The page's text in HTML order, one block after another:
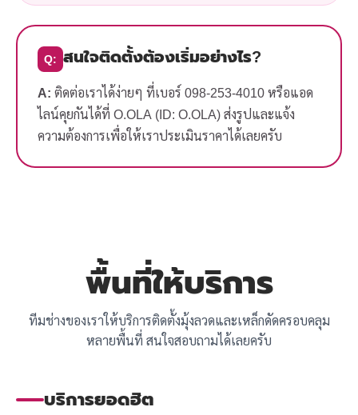
Q: สนใจติดตั้งต้องเริ่มอย่างไร?
A: ติดต่อเราได้ง่ายๆ ที่เบอร์ 098-253-4010 หรือแอด
ไลน์คุยกันได้ที่ O.OLA (ID: O.OLA) ส่งรูปและแจ้ง
ความต้องการเพื่อให้เราประเมินราคาได้เลยครับ
พื้นที่ให้บริการ
ทีมช่างของเราให้บริการติดตั้งมุ้งลวดและเหล็กดัดครอบคลุม
หลายพื้นที่ สนใจสอบถามได้เลยครับ
บริการยอดฮิต